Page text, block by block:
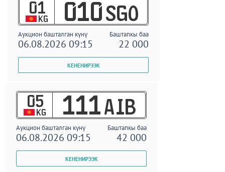
01
KG 010 SGO
Аукцион башталган күнү Баштапкы баа
06.08.2026 09:15 22 000
05
KG 111 AIB
Аукцион башталган күнү Баштапкы баа
06.08.2026 09:15 42 000